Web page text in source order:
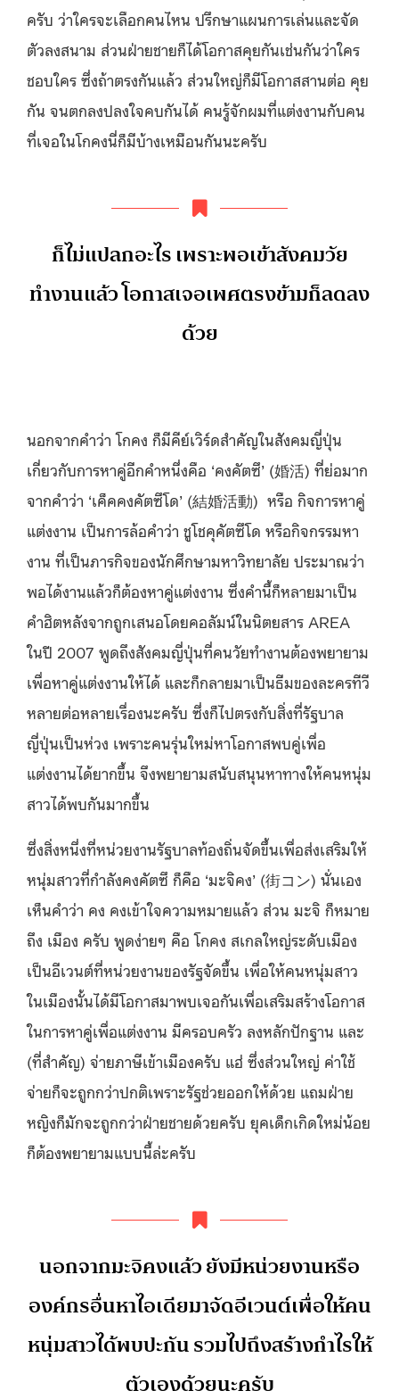
ครับ ว่าใครจะเลือกคนไหน ปรึกษาแผนการเล่นและจัด
ตัวลงสนาม ส่วนฝ่ายชายก็ได้โอกาสคุยกันเช่นกันว่าใคร
ชอบใคร ซึ่งถ้าตรงกันแล้ว ส่วนใหญ่ก็มีโอกาสสานต่อ คุย
กัน จนตกลงปลงใจคบกันได้ คนรู้จักผมที่แต่งงานกับคน
ที่เจอในโกคงนี่ก็มีบ้างเหมือนกันนะครับ
ก็ไม่แปลกอะไร เพราะพอเข้าสังคมวัย
ทำงานแล้ว โอกาสเจอเพศตรงข้ามก็ลดลง
ด้วย
นอกจากคำว่า โกคง ก็มีคีย์เวิร์ดสำคัญในสังคมญี่ปุ่น
เกี่ยวกับการหาคู่อีกคำหนึ่งคือ ‘คงคัตซึ’ (婚活) ที่ย่อมาก
จากคำว่า ‘เค็คคงคัตซึโด’ (結婚活動) หรือ กิจการหาคู่
แต่งงาน เป็นการล้อคำว่า ชูโชคุคัตซึโด หรือกิจกรรมหา
งาน ที่เป็นภารกิจของนักศึกษามหาวิทยาลัย ประมาณว่า
พอได้งานแล้วก็ต้องหาคู่แต่งงาน ซึ่งคำนี้ก็หลายมาเป็น
คำฮิตหลังจากถูกเสนอโดยคอลัมน์ในนิตยสาร AREA
ในปี 2007 พูดถึงสังคมญี่ปุ่นที่คนวัยทำงานต้องพยายาม
เพื่อหาคู่แต่งงานให้ได้ และก็กลายมาเป็นธีมของละครทีวี
หลายต่อหลายเรื่องนะครับ ซึ่งก็ไปตรงกับสิ่งที่รัฐบาล
ญี่ปุ่นเป็นห่วง เพราะคนรุ่นใหม่หาโอกาสพบคู่เพื่อ
แต่งงานได้ยากขึ้น จึงพยายามสนับสนุนหาทางให้คนหนุ่ม
สาวได้พบกันมากขึ้น
ซึ่งสิ่งหนึ่งที่หน่วยงานรัฐบาลท้องถิ่นจัดขึ้นเพื่อส่งเสริมให้
หนุ่มสาวที่กำลังคงคัตซึ ก็คือ ‘มะจิคง’ (街コン) นั่นเอง
เห็นคำว่า คง คงเข้าใจความหมายแล้ว ส่วน มะจิ ก็หมาย
ถึง เมือง ครับ พูดง่ายๆ คือ โกคง สเกลใหญ่ระดับเมือง
เป็นอีเวนต์ที่หน่วยงานของรัฐจัดขึ้น เพื่อให้คนหนุ่มสาว
ในเมืองนั้นได้มีโอกาสมาพบเจอกันเพื่อเสริมสร้างโอกาส
ในการหาคู่เพื่อแต่งงาน มีครอบครัว ลงหลักปักฐาน และ
(ที่สำคัญ) จ่ายภาษีเข้าเมืองครับ แฮ่ ซึ่งส่วนใหญ่ ค่าใช้
จ่ายก็จะถูกกว่าปกติเพราะรัฐช่วยออกให้ด้วย แถมฝ่าย
หญิงก็มักจะถูกกว่าฝ่ายชายด้วยครับ ยุคเด็กเกิดใหม่น้อย
ก็ต้องพยายามแบบนี้ล่ะครับ
นอกจากมะจิคงแล้ว ยังมีหน่วยงานหรือ
องค์กรอื่นหาไอเดียมาจัดอีเวนต์เพื่อให้คน
หนุ่มสาวได้พบปะกัน รวมไปถึงสร้างกำไรให้
ตัวเองด้วยนะครับ